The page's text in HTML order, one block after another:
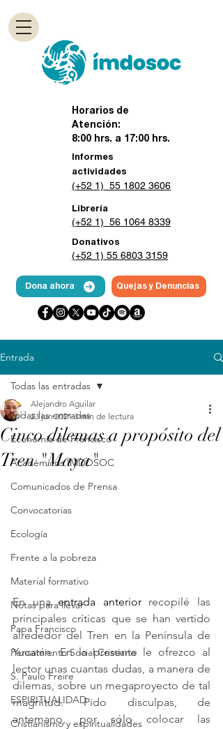
Horarios de
Atención:
8:00 hrs. a 17:00 hrs.
Informes
actividades
(+52 1) 55 1802 3606
Librería
(+52 1) 56 1064 8339
Donativos
(+52 1) 55 6803 3159
Dona ahora Quejas y Denuncias
Entrada
Todas las entradas
Economía de Francisco
Académicos IMDOSOC
Comunicados de Prensa
Convocatorias
Ecología
Frente a la pobreza
Material formativo
Notas para llevar
Papa Francisco
Pensamiento Social Cristiano
S. Paulo Freire
ESPIRITUALIDAD
Cristianismo y espiritualidades
Todas las entradas
Cinco dilemas a propósito del
Tren "Maya"
Alejandro Aguilar
23 jun 2021 3 min de lectura
En una entrada anterior recopilé las
principales críticas que se han vertido
alrededor del Tren en la Península de
Yucatán. En la presente le ofrezco al
lector unas cuantas dudas, a manera de
dilemas, sobre un megaproyecto de tal
magnitud. Pido disculpas, de
antemano, por sólo colocar las